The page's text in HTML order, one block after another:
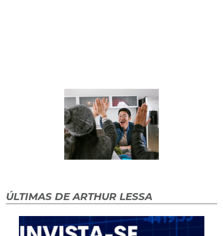
ÚLTIMAS DE ARTHUR LESSA